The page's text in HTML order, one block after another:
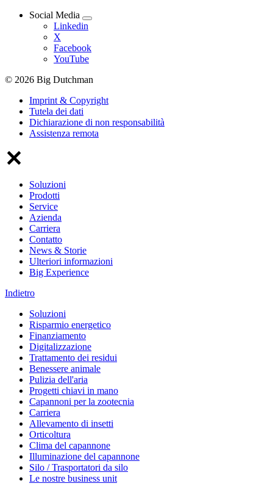
Social Media
Linkedin
X
Facebook
YouTube
© 2026 Big Dutchman
Imprint & Copyright
Tutela dei dati
Dichiarazione di non responsabilità
Assistenza remota
Soluzioni
Prodotti
Service
Azienda
Carriera
Contatto
News & Storie
Ulteriori informazioni
Big Experience
Indietro
Soluzioni
Risparmio energetico
Finanziamento
Digitalizzazione
Trattamento dei residui
Benessere animale
Pulizia dell'aria
Progetti chiavi in mano
Capannoni per la zootecnia
Carriera
Allevamento di insetti
Orticoltura
Clima del capannone
Illuminazione del capannone
Silo / Trasportatori da silo
Le nostre business unit